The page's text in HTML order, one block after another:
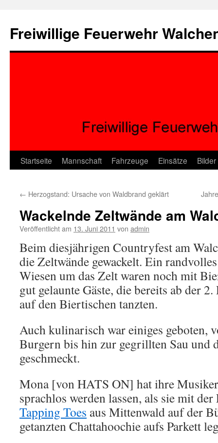
springen
Freiwillige Feuerwehr
Startseite Mannschaft Fahrzeuge Einsätze Bilder
← Herzogstand: Ursache von Waldbrand geklärt
Wackelnde Zeltwände am
Veröffentlicht am 13. Juni 2011 von admin
Beim diesjährigen Countryfest am
die Zeltwände gewackelt. Ein
Wiesen um das Zelt waren noch mit
gut gelaunte Gäste, die bereits ab der
auf den Biertischen tanzten.
Auch kulinarisch war einiges geboten,
Burgern bis hin zur gegrillten Sau und
geschmeckt.
Mona [von HATS ON] hat ihre
sprachlos werden lassen, als sie mit
Tapping Toes aus Mittenwald auf der
getanzten Chattahoochie aufs Parkett